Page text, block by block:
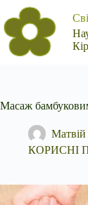
Перейти
до
вмісту
Масаж
КОРИСНІ